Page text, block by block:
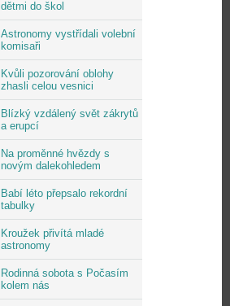
dětmi do škol
Astronomy vystřídali volební
komisaři
Kvůli pozorování oblohy
zhasli celou vesnici
Blízký vzdálený svět zákrytů
a erupcí
Na proměnné hvězdy s
novým dalekohledem
Babí léto přepsalo rekordní
tabulky
Kroužek přivítá mladé
astronomy
Rodinná sobota s Počasím
kolem nás